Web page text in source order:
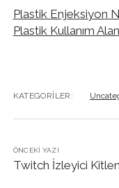
Plastik Enjeksiyon
Plastik Kullanım
KATEGORILER:
ÖNCEKI YAZI
Twitch İzleyici